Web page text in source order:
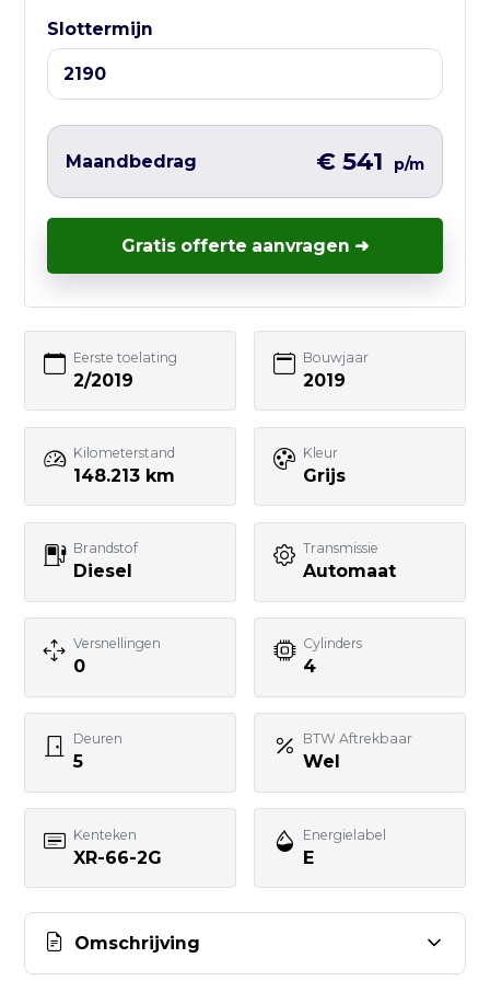
Liever direct contact?
Vul hieronder het korte formulier in en
E-mailadres
Telefoonnummer
Uw bericht
BERICHT VERSTUREN
Slottermijn
Maandbedrag € 541 p/m
Gratis offerte aanvragen ➜
Eerste toelating
2/2019
Bouwjaar
2019
Kilometerstand
148.213 km
Kleur
Grijs
Brandstof
Diesel
Transmissie
Automaat
Versnellingen
0
Cylinders
4
Deuren
5
BTW Aftrekbaar
Wel
Kenteken
XR-66-2G
Energielabel
E
Omschrijving